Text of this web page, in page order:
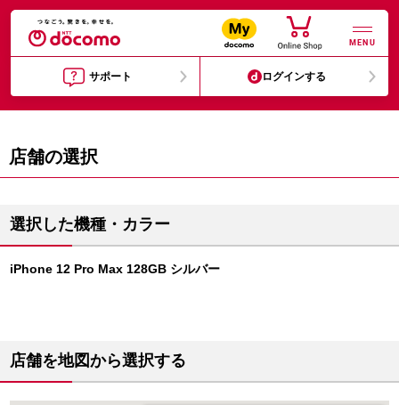
MENU
サポート ログインする
店舗の選択
選択した機種・カラー
iPhone 12 Pro Max 128GB シルバー
店舗を地図から選択する